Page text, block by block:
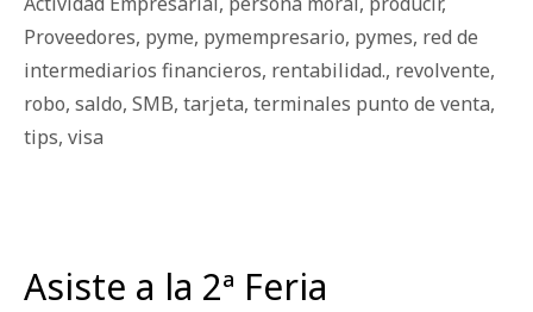
Proveedores, pyme, pymempresario, pymes, red de
intermediarios financieros, rentabilidad., revolvente,
robo, saldo, SMB, tarjeta, terminales punto de venta,
tips, visa
Asiste a la 2ª Feria